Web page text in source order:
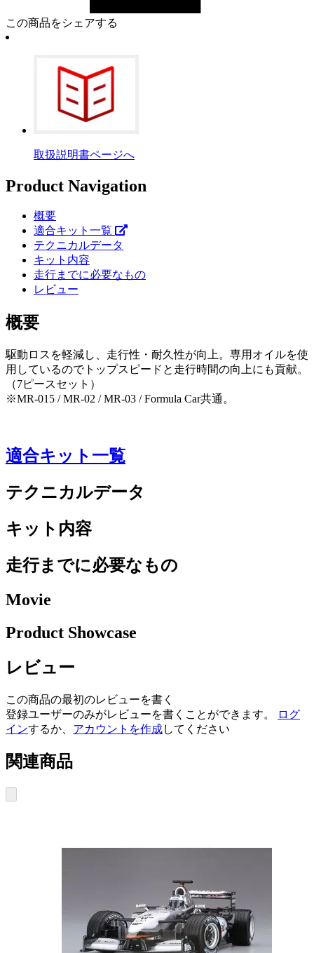
この商品をシェアする
取扱説明書ページへ
Product Navigation
概要
適合キット一覧
テクニカルデータ
キット内容
走行までに必要なもの
レビュー
概要
駆動ロスを軽減し、走行性・耐久性が向上。専用オイルを使
用しているのでトップスピードと走行時間の向上にも貢献。
（7ピースセット）
※MR-015 / MR-02 / MR-03 / Formula Car共通。
適合キット一覧
テクニカルデータ
キット内容
走行までに必要なもの
Movie
Product Showcase
レビュー
この商品の最初のレビューを書く
登録ユーザーのみがレビューを書くことができます。
ログ
インするか、 アカウントを作成してください
関連商品